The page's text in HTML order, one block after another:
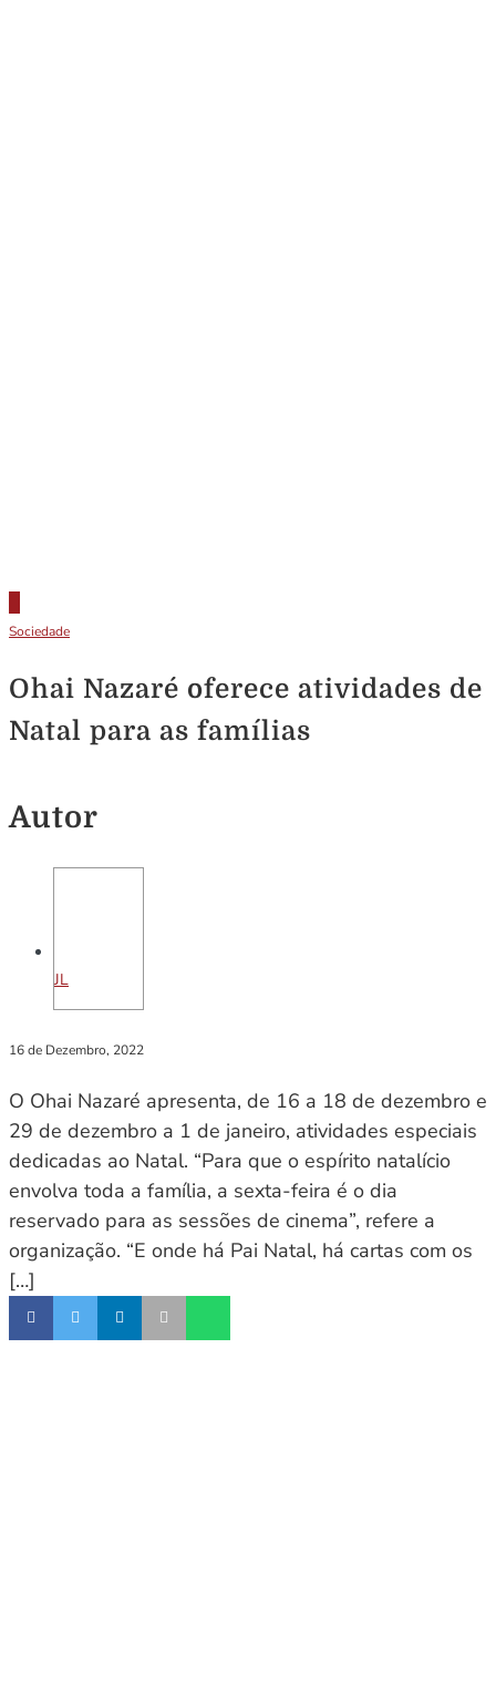
Sociedade
Ohai Nazaré oferece atividades de
Natal para as famílias
Autor
JL
16 de Dezembro, 2022
O Ohai Nazaré apresenta, de 16 a 18 de dezembro e
29 de dezembro a 1 de janeiro, atividades especiais
dedicadas ao Natal. “Para que o espírito natalício
envolva toda a família, a sexta-feira é o dia
reservado para as sessões de cinema”, refere a
organização. “E onde há Pai Natal, há cartas com os
[…]